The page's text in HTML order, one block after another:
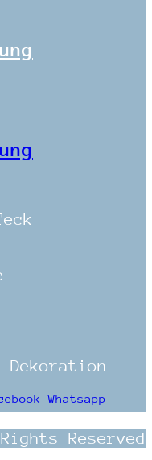
Dekoration
Whatsapp
Reserved